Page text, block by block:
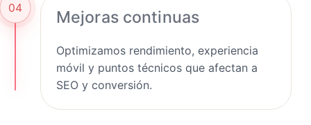
04 Mejoras continuas
Optimizamos rendimiento, experiencia
móvil y puntos técnicos que afectan a
SEO y conversión.